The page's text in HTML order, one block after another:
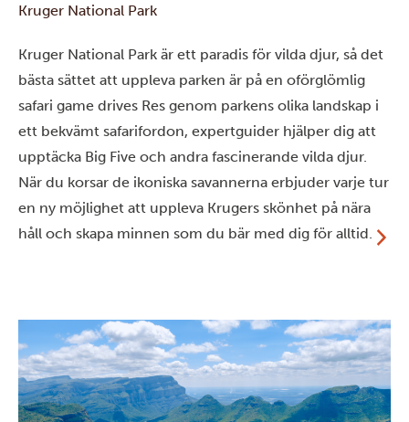
Kruger National Park
Kruger National Park är ett paradis för vilda djur, så det
bästa sättet att uppleva parken är på en oförglömlig
safari game drives Res genom parkens olika landskap i
ett bekvämt safarifordon, expertguider hjälper dig att
upptäcka Big Five och andra fascinerande vilda djur.
När du korsar de ikoniska savannerna erbjuder varje tur
en ny möjlighet att uppleva Krugers skönhet på nära
håll och skapa minnen som du bär med dig för alltid.